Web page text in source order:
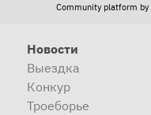
Community platform by
Новости
Выездка
Конкур
Троеборье